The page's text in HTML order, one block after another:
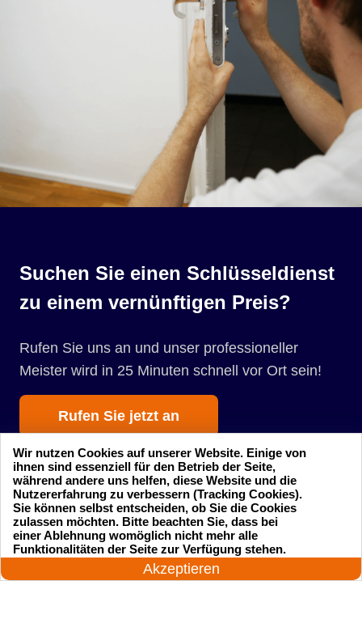
Suchen Sie einen Schlüsseldienst
zu einem vernünftigen Preis?
Rufen Sie uns an und unser professioneller
Meister wird in 25 Minuten schnell vor Ort sein!
Rufen Sie jetzt an
Startseite Einsatzgebiete
Preise
24 Stunden am Tag
Akzeptieren
Wir nutzen Cookies auf unserer Website. Einige von
ihnen sind essenziell für den Betrieb der Seite,
während andere uns helfen, diese Website und die
Nutzererfahrung zu verbessern (Tracking Cookies).
Sie können selbst entscheiden, ob Sie die Cookies
zulassen möchten. Bitte beachten Sie, dass bei
einer Ablehnung womöglich nicht mehr alle
Funktionalitäten der Seite zur Verfügung stehen.